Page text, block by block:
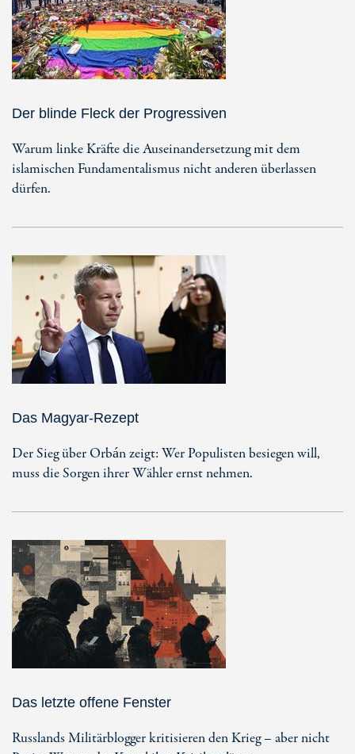
Der blinde Fleck der Progressiven
Warum linke Kräfte die Auseinandersetzung mit dem
islamischen Fundamentalismus nicht anderen überlassen
dürfen.
Das Magyar-Rezept
Der Sieg über Orbán zeigt: Wer Populisten besiegen will,
muss die Sorgen ihrer Wähler ernst nehmen.
Das letzte offene Fenster
Russlands Militärblogger kritisieren den Krieg – aber nicht